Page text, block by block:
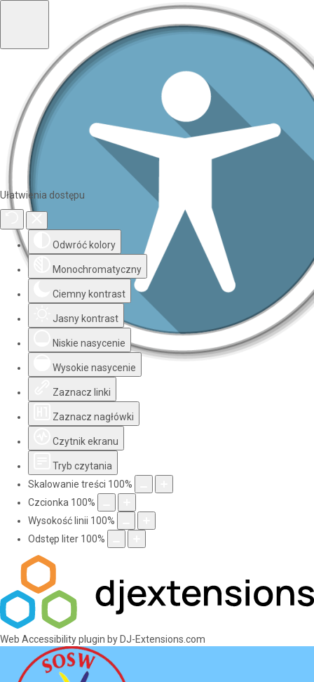
Ułatwienia dostępu
Odwróć kolory
Monochromatyczny
Ciemny kontrast
Jasny kontrast
Niskie nasycenie
Wysokie nasycenie
Zaznacz linki
Zaznacz nagłówki
Czytnik ekranu
Tryb czytania
Skalowanie treści 100%
Czcionka 100%
Wysokość linii 100%
Odstęp liter 100%
Web Accessibility plugin by DJ-Extensions.com